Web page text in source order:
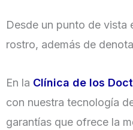
Desde un punto de vista
rostro, además de
En la Clínica de los
con nuestra tecnología
garantías que ofrece la